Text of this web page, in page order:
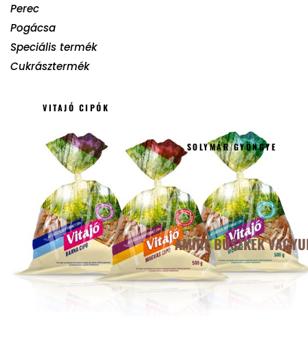
Perec
Pogácsa
Speciális termék
Cukrásztermék
VITAJÓ CIPÓK
SOLYMÁR GYÖNGYE
AMIRE BÜSZKÉK